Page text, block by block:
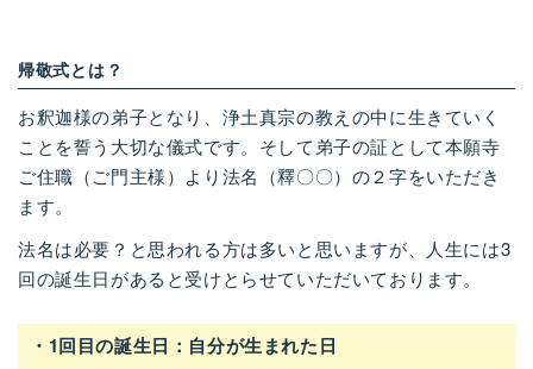
帰敬式とは？
お釈迦様の弟子となり、浄土真宗の教えの中に生きていく
ことを誓う大切な儀式です。そして弟子の証として本願寺
ご住職 （ご門主様）より法名 （釋〇〇）の２字をいただき
ます。
法名は必要？と思われる方は多いと思いますが、人生には3
回の誕生日があると受けとらせていただいております。
・ 1回目の誕生日：自分が生まれた日